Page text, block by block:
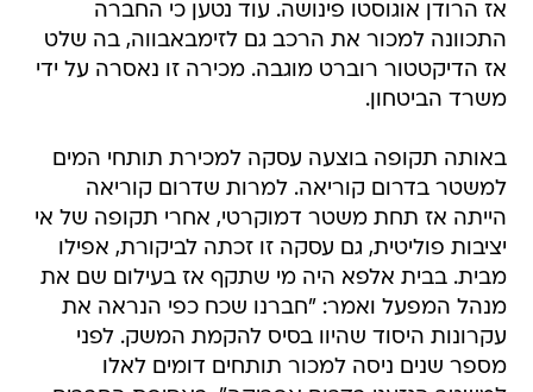
אז הרודן אוגוסטו פינושה. עוד נטען כי החברה
התכוונה למכור את הרכב גם לזימבאבווה, בה שלט
אז הדיקטטור רוברט מוגבה. מכירה זו נאסרה על ידי
משרד הביטחון.
באותה תקופה בוצעה עסקה למכירת תותחי המים
למשטר בדרום קוריאה. למרות שדרום קוריאה
הייתה אז תחת משטר דמוקרטי, אחרי תקופה של אי
יציבות פוליטית, גם עסקה זו זכתה לביקורת, אפילו
מבית. בבית אלפא היה מי שתקף אז בעילום שם את
מנהל המפעל ואמר: "חברנו שכח כפי הנראה את
עקרונות היסוד שהיוו בסיס להקמת המשק. לפני
מספר שנים ניסה למכור תותחים דומים לאלו